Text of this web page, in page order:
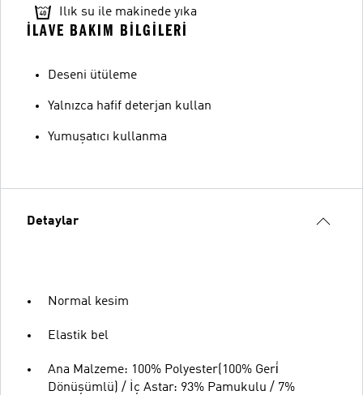
Ilık su ile makinede yıka
İLAVE BAKIM BILGILERI
Deseni ütüleme
Yalnızca hafif deterjan kullan
Yumuşatıcı kullanma
Detaylar
Normal kesim
Elastik bel
Ana Malzeme: 100% Polyester(100% Geri̇
Dönüşümlü) / İç Astar: 93% Pamukulu / 7%